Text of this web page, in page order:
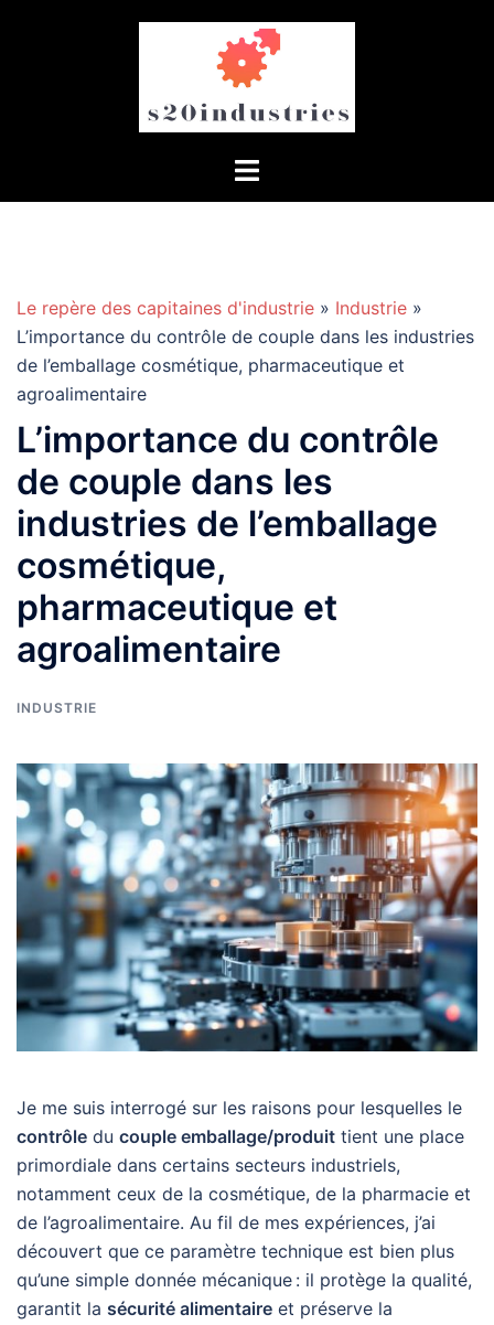
Le repère des capitaines d'industrie » Industrie »
L’importance du contrôle de couple dans les industries
de l’emballage cosmétique, pharmaceutique et
agroalimentaire
L’importance du contrôle
de couple dans les
industries de l’emballage
cosmétique,
pharmaceutique et
agroalimentaire
INDUSTRIE
Je me suis interrogé sur les raisons pour lesquelles le
contrôle du couple emballage/produit tient une place
primordiale dans certains secteurs industriels,
notamment ceux de la cosmétique, de la pharmacie et
de l’agroalimentaire. Au fil de mes expériences, j’ai
découvert que ce paramètre technique est bien plus
qu’une simple donnée mécanique : il protège la qualité,
garantit la sécurité alimentaire et préserve la